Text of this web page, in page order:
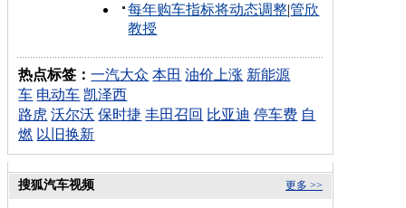
每年购车指标将动态调整|管欣
教授
热点标签：一汽大众 本田 油价上涨 新能源
车 电动车 凯泽西
路虎 沃尔沃 保时捷 丰田召回 比亚迪 停车费 自
燃 以旧换新
更多 >>
搜狐汽车视频